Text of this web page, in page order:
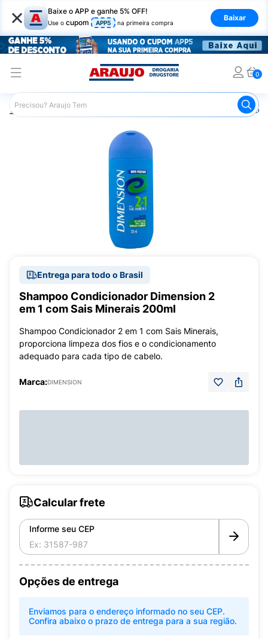
× Baixe o APP e ganhe 5% OFF!
Use o cupom APP5 na primeira compra
Baixar
0
Araujo Cabelo Cabelos Oleosos ou Mistos
Entrega para todo o Brasil
Shampoo Condicionador Dimension 2
em 1 com Sais Minerais 200ml
Shampoo Condicionador 2 em 1 com Sais Minerais,
proporciona limpeza dos fios e o condicionamento
adequado para cada tipo de cabelo.
Marca:DIMENSION
Calcular frete
Informe seu CEP
Opções de entrega
Enviamos para o endereço informado no seu CEP.
Confira abaixo o prazo de entrega para a sua região.